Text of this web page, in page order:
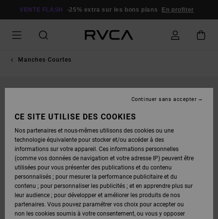
VENTE FLASH -25% extra sur les bons plans En profiter
Manches Courtes
CE SITE UTILISE DES COOKIES
Nos partenaires et nous-mêmes utilisons des cookies ou une
technologie équivalente pour stocker et/ou accéder à des
informations sur votre appareil. Ces informations personnelles
(comme vos données de navigation et votre adresse IP) peuvent être
utilisées pour vous présenter des publications et du contenu
personnalisés ; pour mesurer la performance publicitaire et du
contenu ; pour personnaliser les publicités ; et en apprendre plus sur
leur audience ; pour développer et améliorer les produits de nos
partenaires. Vous pouvez paramétrer vos choix pour accepter ou
non les cookies soumis à votre consentement, ou vous y opposer
Continuer sans accepter